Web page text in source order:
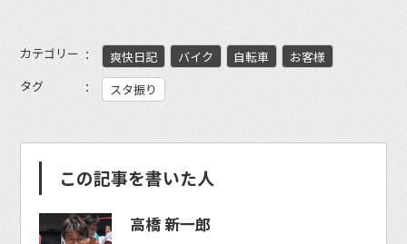
カテゴリー 爽快日記 バイク 自転車
お客様
タグ
スタ振り
この記事を書いた人
高橋 新一郎